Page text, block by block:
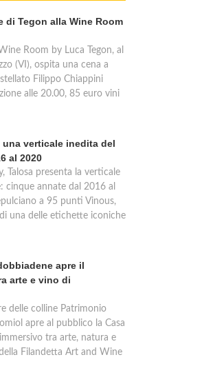
Tegon alla Wine Room
Room by Luca Tegon, al
(VI), ospita una cena a
Filippo Chiappini
alle 20.00, 85 euro vini
verticale inedita del
al 2020
Talosa presenta la verticale
cinque annate dal 2016 al
a 95 punti Vinous,
una delle etichette iconiche
apre il
arte e vino di
delle colline Patrimonio
apre al pubblico la Casa
tra arte, natura e
Filandetta Art and Wine